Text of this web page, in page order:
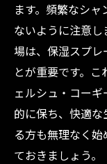
ます。頻繁なシ
ないように注意
場は、保湿スプ
とが重要です。
ェルシュ・コー
的に保ち、快適
る方も無理なく
ておきましょう。